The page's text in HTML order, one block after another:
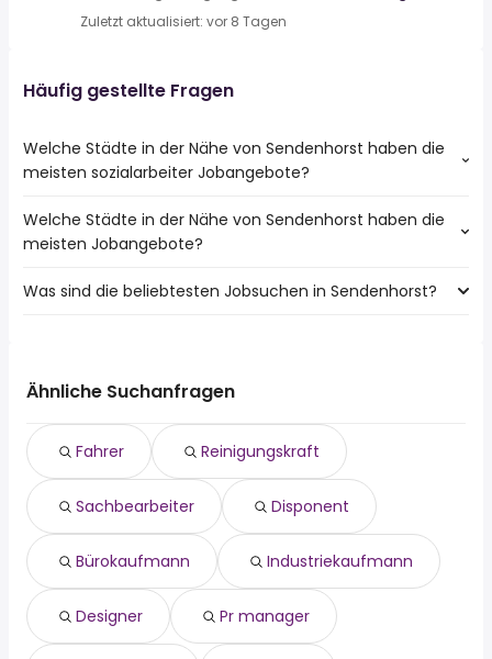
Zuletzt aktualisiert: vor 8 Tagen
Häufig gestellte Fragen
Welche Städte in der Nähe von Sendenhorst haben die
meisten sozialarbeiter Jobangebote?
Städte in der Nähe von Sendenhorst mit den meisten
sozialarbeiter Jobs:
Hamm
Werne
Telgte
Herzebrock-Clarholz
Welche Städte in der Nähe von Sendenhorst haben die
meisten Jobangebote?
10 Städte in der Nähe von Sendenhorst mit den meisten
Ahlen
Werne
Harsewinkel
Senden
Telgte
Herzebrock-Clarholz
Was sind die beliebtesten Jobsuchen in Sendenhorst?
reinigungskraft
bürokaufmann
industriekaufmann
designer
pr manager
hausmeister
Ähnliche Suchanfragen
Fahrer Reinigungskraft
Sachbearbeiter Disponent
Bürokaufmann Industriekaufmann
Designer Pr manager